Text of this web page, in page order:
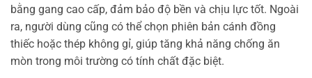
bằng gang cao cấp, đảm bảo độ bền và chịu lực tốt. Ngoài
ra, người dùng cũng có thể chọn phiên bản cánh đồng
thiếc hoặc thép không gỉ, giúp tăng khả năng chống ăn
mòn trong môi trường có tính chất đặc biệt.